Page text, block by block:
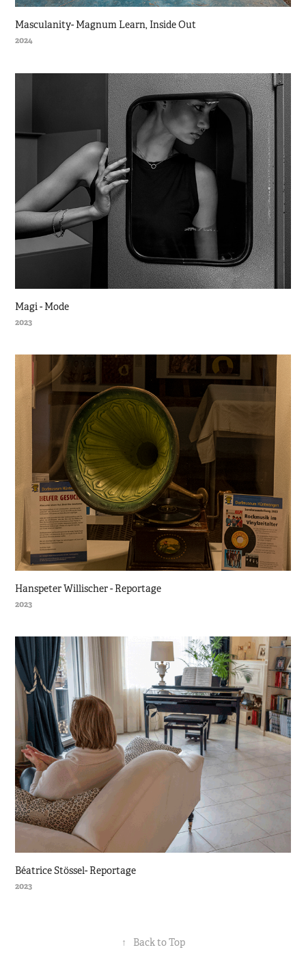
Masculanity- Magnum Learn, Inside Out
2024
Magi - Mode
2023
Hanspeter Willischer - Reportage
2023
Béatrice Stössel- Reportage
2023
↑ Back to Top